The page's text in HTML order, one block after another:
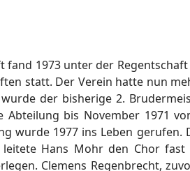
1973 unter der
statt. Der Verein hatte nun
der bisherige 2.
Abteilung bis November 1971
wurde 1977 ins Leben
Hans Mohr den Chor
Clemens Regenbrecht,